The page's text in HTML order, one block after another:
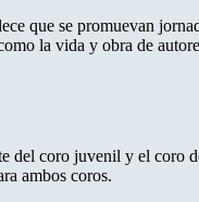
que se promuevan
la vida y obra de
coro juvenil y el coro
ambos coros.